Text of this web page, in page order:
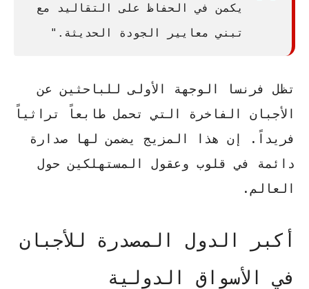
يكمن في الحفاظ على التقاليد مع
تبني معايير الجودة الحديثة."
تظل فرنسا الوجهة الأولى للباحثين عن
الأجبان الفاخرة التي تحمل طابعاً تراثياً
فريداً. إن هذا المزيج يضمن لها صدارة
دائمة في قلوب وعقول المستهلكين حول
العالم.
أكبر الدول المصدرة للأجبان
في الأسواق الدولية